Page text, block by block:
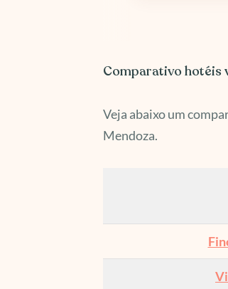
Comparativo hotéis
Veja abaixo um
Mendoza.